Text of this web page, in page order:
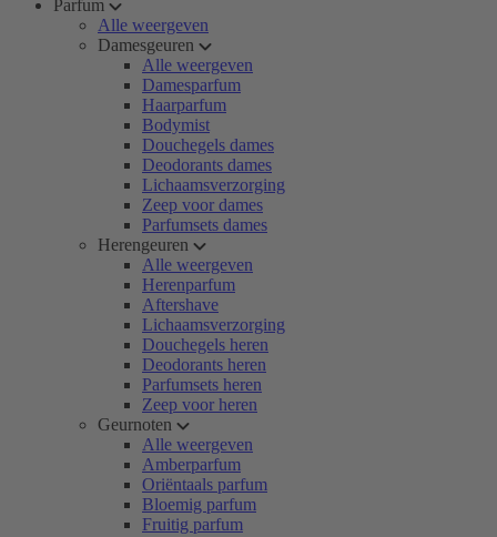
Parfum
Alle weergeven
Damesgeuren
Alle weergeven
Damesparfum
Haarparfum
Bodymist
Douchegels dames
Deodorants dames
Lichaamsverzorging
Zeep voor dames
Parfumsets dames
Herengeuren
Alle weergeven
Herenparfum
Aftershave
Lichaamsverzorging
Douchegels heren
Deodorants heren
Parfumsets heren
Zeep voor heren
Geurnoten
Alle weergeven
Amberparfum
Oriëntaals parfum
Bloemig parfum
Fruitig parfum